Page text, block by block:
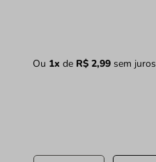
Ou 1x de R$ 2,99sem juros